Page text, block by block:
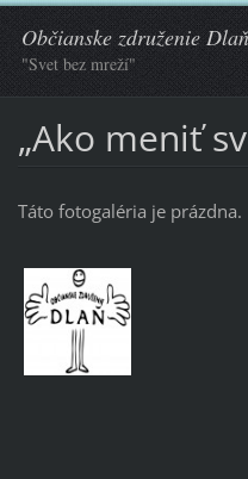
Občianske združenie Dlaň
"Svet bez mreží"
„Ako meniť
Táto fotogaléria je prázdna.